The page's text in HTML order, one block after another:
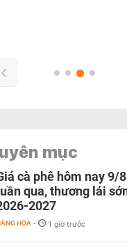
mục
cà phê hôm nay 9/
qua, thương lái
2027
HÓA - 1 giờ trước